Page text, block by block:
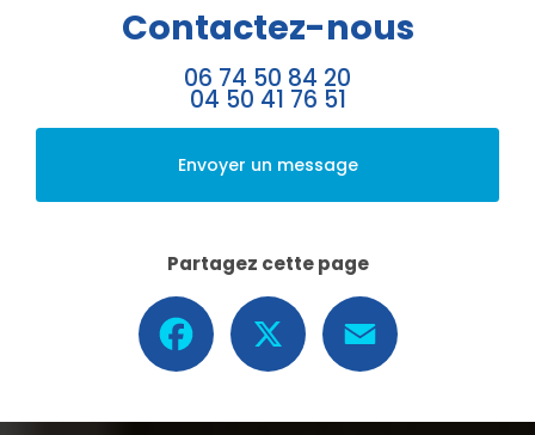
Contactez-nous
06 74 50 84 20
04 50 41 76 51
Envoyer un message
Partagez cette page
Facebook